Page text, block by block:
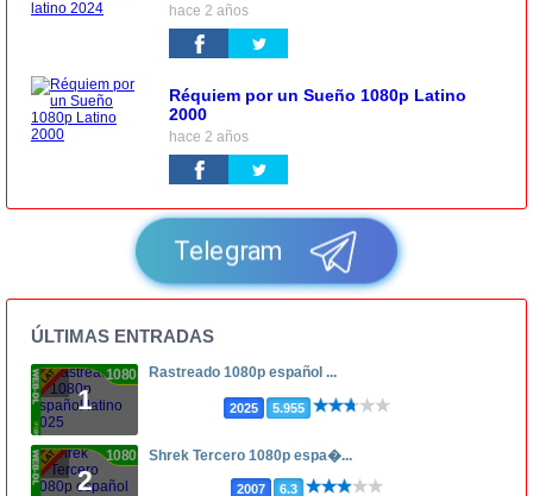
hace 2 años
Réquiem por un Sueño 1080p Latino
2000
hace 2 años
Telegram
ÚLTIMAS ENTRADAS
1
1080p Rastreado 1080p español ...
2025 5.955
2
1080p Shrek Tercero 1080p espa�...
2007 6.3